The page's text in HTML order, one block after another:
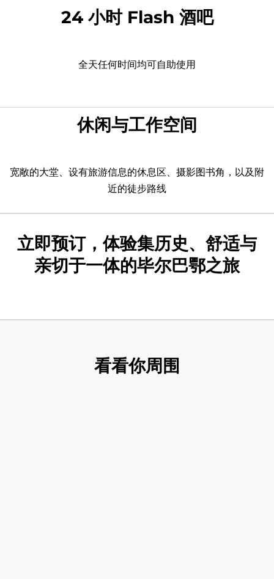
24 小时 Flash 酒吧
全天任何时间均可自助使用
休闲与工作空间
宽敞的大堂、设有旅游信息的休息区、摄影图书角，以及附
近的徒步路线
立即预订，体验集历史、舒适与
亲切于一体的毕尔巴鄂之旅
看看你周围